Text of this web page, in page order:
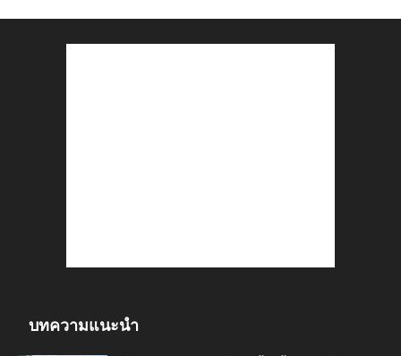
บทความแนะนำ